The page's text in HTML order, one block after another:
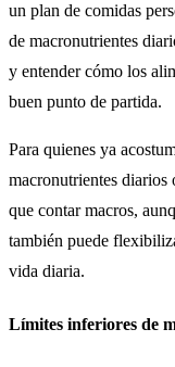
un plan de comidas
de macronutrientes
y entender cómo los
buen punto de partida.
Para quienes ya
macronutrientes diarios
que contar macros,
también puede
vida diaria.
Límites inferiores de